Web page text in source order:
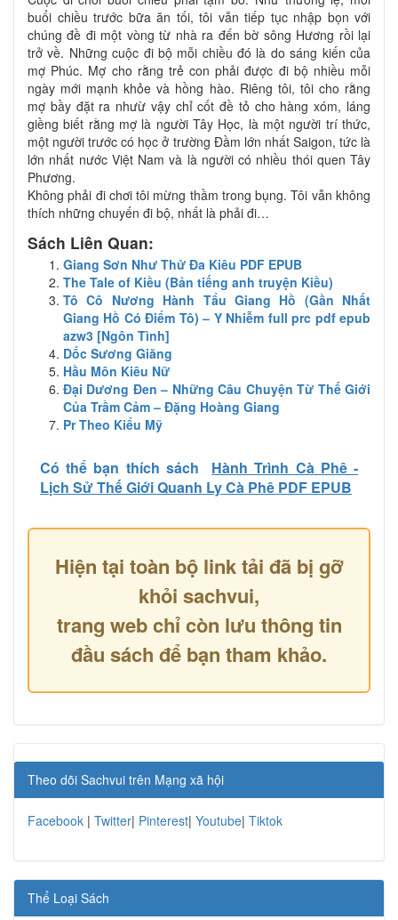
buổi chiều trước bữa ăn tối, tôi vẫn tiếp tục nhập bọn với
chúng đề đi một vòng từ nhà ra đến bờ sông Hương rồi lại
trở về. Những cuộc đi bộ mỗi chiều đó là do sáng kiến của
mợ Phúc. Mợ cho rằng trẻ con phải được đi bộ nhiều mỗi
ngày mới mạnh khỏe và hồng hào. Riêng tôi, tôi cho rằng
mợ bầy đặt ra nhưừ vậy chỉ cốt đề tỏ cho hàng xóm, láng
giềng biết rằng mợ là người Tây Học, là một người trí thức,
một người trước có học ở trường Đầm lớn nhất Saigon, tức là
lớn nhất nước Việt Nam và là người có nhiều thói quen Tây
Phương.
Không phải đi chơi tôi mừng thầm trong bụng. Tôi vẫn không
thích những chuyến đi bộ, nhất là phải đi…
Sách Liên Quan:
Giang Sơn Như Thử Đa Kiêu PDF EPUB
The Tale of Kiều (Bản tiếng anh truyện Kiều)
Tô Cô Nương Hành Tẩu Giang Hồ (Gần Nhất
Giang Hồ Có Điểm Tô) – Y Nhiễm full prc pdf epub
azw3 [Ngôn Tình]
Dốc Sương Giăng
Hầu Môn Kiêu Nữ
Đại Dương Đen – Những Câu Chuyện Từ Thế Giới
Của Trầm Cảm – Đặng Hoàng Giang
Pr Theo Kiểu Mỹ
Có thể bạn thích sách
Hành Trình Cà Phê -
Lịch Sử Thế Giới Quanh Ly Cà Phê PDF EPUB
Hiện tại toàn bộ link tải đã bị gỡ
khỏi sachvui,
trang web chỉ còn lưu thông tin
đầu sách để bạn tham khảo.
Theo dõi Sachvui trên Mạng xã hội
Facebook | Twitter| Pinterest| Youtube| Tiktok
Thể Loại Sách